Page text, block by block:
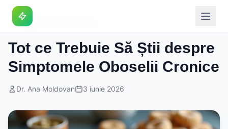
Sanatate si Stare de Bine
Tot ce Trebuie Să Știi despre
Simptomele Oboselii Cronice
Dr. Ana Moldovan 3 iunie 2026